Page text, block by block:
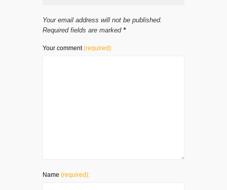
Your email address will not be published.
Required fields are marked *
Your comment(required):
Name (required):